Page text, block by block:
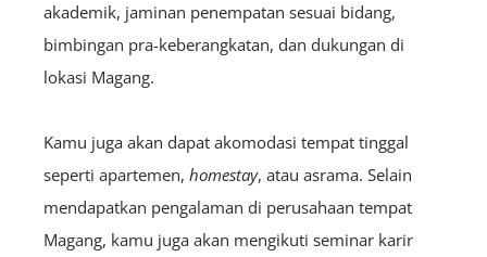
akademik, jaminan penempatan sesuai bidang,
bimbingan pra-keberangkatan, dan dukungan di
lokasi Magang.
Kamu juga akan dapat akomodasi tempat tinggal
seperti apartemen, homestay, atau asrama. Selain
mendapatkan pengalaman di perusahaan tempat
Magang, kamu juga akan mengikuti seminar karir